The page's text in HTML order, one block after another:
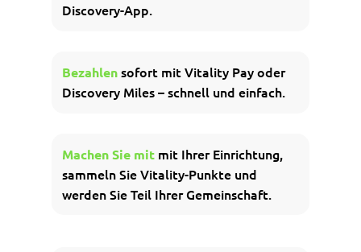
Discovery-App.
Bezahlensofort mit Vitality Pay oder
Discovery Miles – schnell und einfach.
Machen Sie mit mit Ihrer Einrichtung,
sammeln Sie Vitality-Punkte und
werden Sie Teil Ihrer Gemeinschaft.